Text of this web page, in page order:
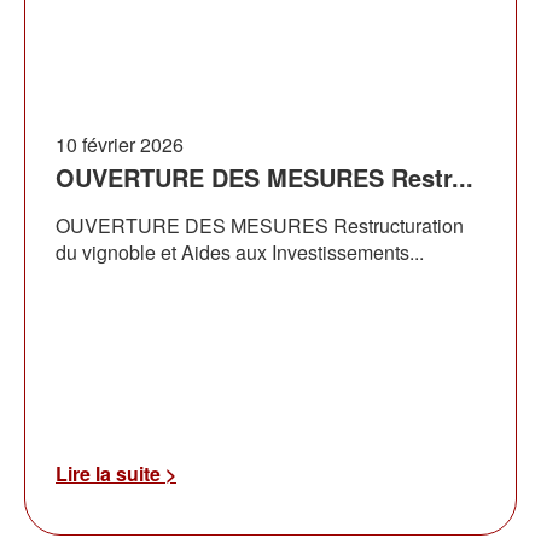
10 février 2026
OUVERTURE DES MESURES Restr...
OUVERTURE DES MESURES Restructuration
du vignoble et Aides aux Investissements...
Lire la suite >